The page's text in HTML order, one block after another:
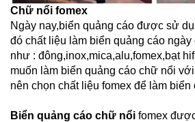
Chữ nổi fomex
Ngày nay,biển quảng cáo được sử
đó chất liệu làm biển quảng cáo
như : đông,inox,mica,alu,fomex,bạt
muốn làm biển quảng cáo chữ nổi
nên chọn chất liệu fomex để làm biển
Biển quảng cáo chữ nổi fomex